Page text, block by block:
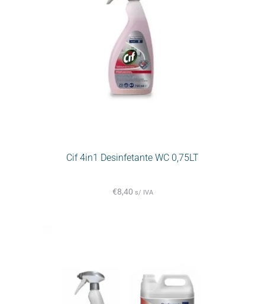
Cif 4in1 Desinfetante WC 0,75LT
€8,40 s/ IVA